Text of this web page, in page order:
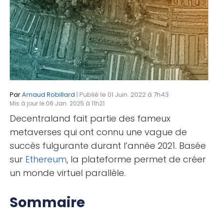
ParArnaud Robillard | Publié le 01 Juin. 2022 à 7h43
Mis à jour le 06 Jan. 2025 à 11h21
Decentraland fait partie des fameux
metaverses qui ont connu une vague de
succès fulgurante durant l’année 2021. Basée
sur Ethereum, la plateforme permet de créer
un monde virtuel parallèle.
Sommaire